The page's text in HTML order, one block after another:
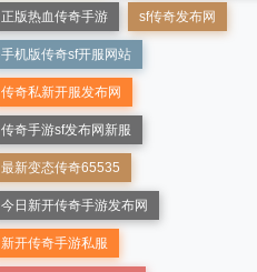
正版热血传奇手游 sf传奇发布网
手机版传奇sf开服网站
传奇私新开服发布网
传奇手游sf发布网新服
最新变态传奇65535
今日新开传奇手游发布网
新开传奇手游私服